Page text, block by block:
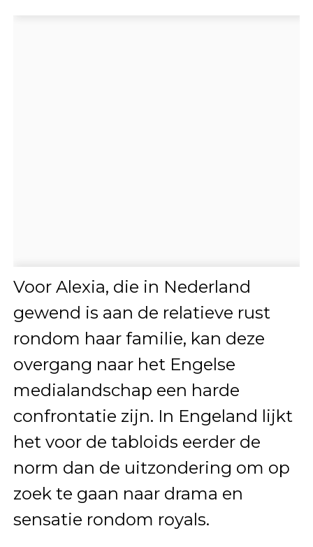
Voor Alexia, die in Nederland
gewend is aan de relatieve rust
rondom haar familie, kan deze
overgang naar het Engelse
medialandschap een harde
confrontatie zijn. In Engeland lijkt
het voor de tabloids eerder de
norm dan de uitzondering om op
zoek te gaan naar drama en
sensatie rondom royals.